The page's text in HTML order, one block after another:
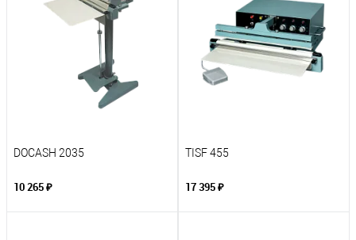
DOCASH 2035
10 265 ₽
TISF 455
17 395 ₽